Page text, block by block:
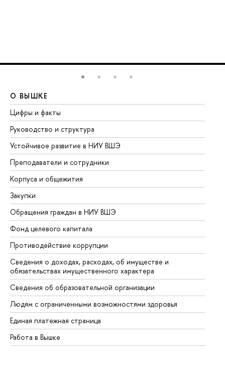
О ВЫШКЕ
Цифры и факты
Руководство и структура
Устойчивое развитие в НИУ ВШЭ
Преподаватели и сотрудники
Корпуса и общежития
Закупки
Обращения граждан в НИУ ВШЭ
Фонд целевого капитала
Противодействие коррупции
Сведения о доходах, расходах, об имуществе и
обязательствах имущественного характера
Сведения об образовательной организации
Людям с ограниченными возможностями здоровья
Единая платежная страница
Работа в Вышке